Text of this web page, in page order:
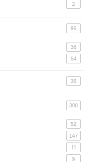
2
96
36
54
36
308
52
147
11
9